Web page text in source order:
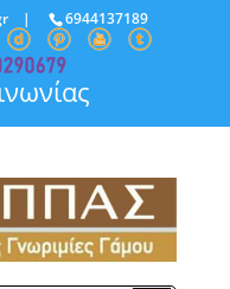
| 6944137189